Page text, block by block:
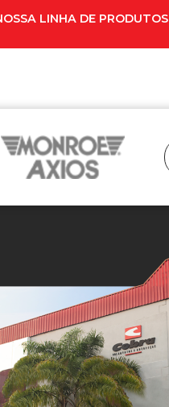
LINHA DE PRODUTOS